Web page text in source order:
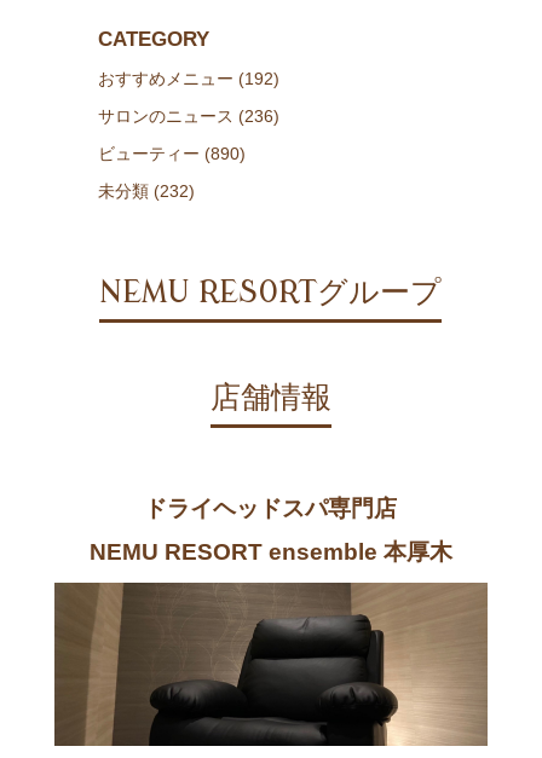
CATEGORY
おすすめメニュー (192)
サロンのニュース (236)
ビューティー (890)
未分類 (232)
NEMU RESORTグループ
店舗情報
ドライヘッドスパ専門店
NEMU RESORT ensemble 本厚木